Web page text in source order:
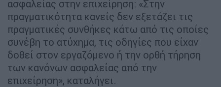
ασφαλείας στην επιχείρηση: «Στην
πραγματικότητα κανείς δεν εξετάζει τις
πραγματικές συνθήκες κάτω από τις οποίες
συνέβη το ατύχημα, τις οδηγίες που είχαν
δοθεί στον εργαζόμενο ή την ορθή τήρηση
των κανόνων ασφαλείας από την
επιχείρηση», καταλήγει.